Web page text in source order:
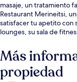
masaje, un tratamiento
Restaurant Merineitsi,
satisfacer tu apetito con
lounges, su sala de
Más
propiedad